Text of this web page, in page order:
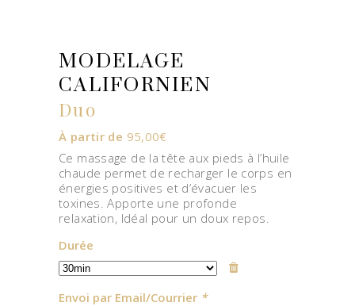
MODELAGE
CALIFORNIEN
Duo
À partir de 95,00€
Ce massage de la tête aux pieds à l’huile
chaude permet de recharger le corps en
énergies positives et d’évacuer les
toxines. Apporte une profonde
relaxation, Idéal pour un doux repos.
Durée
Envoi par Email/Courrier *